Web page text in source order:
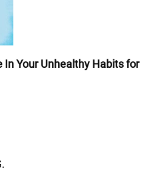
In Your Unhealthy Habits for